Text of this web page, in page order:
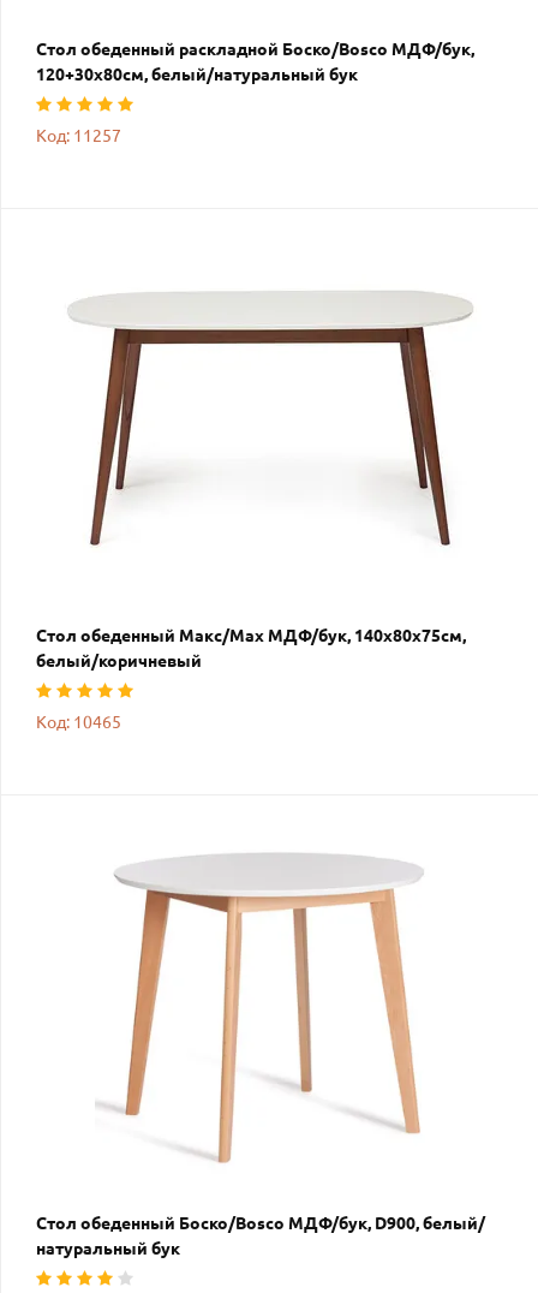
Стол обеденный раскладной Боско/Bosco МДФ/бук,
120+30х80см, белый/натуральный бук
Код: 11257
Стол обеденный Макс/Max МДФ/бук, 140х80х75см,
белый/коричневый
Код: 10465
Стол обеденный Боско/Bosco МДФ/бук, D900, белый/
натуральный бук